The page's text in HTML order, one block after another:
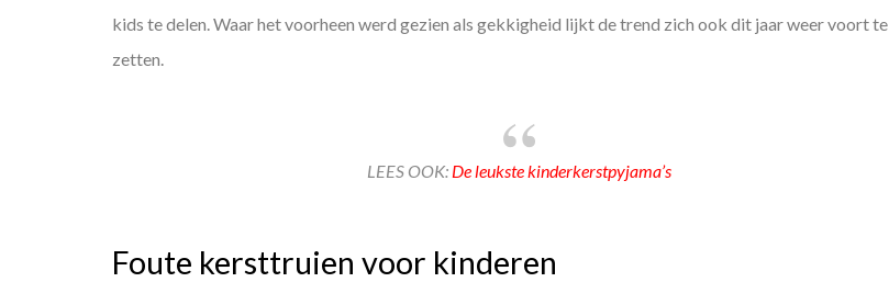
kids te delen. Waar het voorheen werd gezien als gekkigheid lijkt de trend zich ook dit jaar weer voort te
zetten.
LEES OOK: De leukste kinderkerstpyjama’s
Foute kersttruien voor kinderen